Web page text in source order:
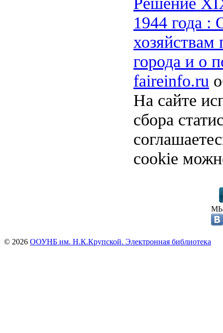
1944 года :
города и о
faireinfo.ru
На сайте
сбора
cookie
© 2026 ООУНБ им. Н.К.Крупской. Электронная библиотека